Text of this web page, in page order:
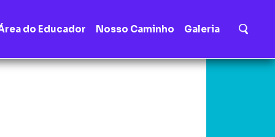
do Educador Nosso Caminho Galeria